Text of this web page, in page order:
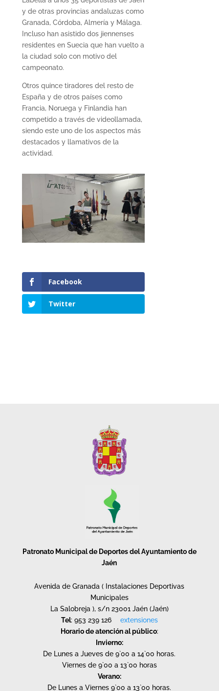
y de otras provincias andaluzas como
Granada, Córdoba, Almería y Málaga.
Incluso han asistido dos jiennenses
residentes en Suecia que han vuelto a
la ciudad solo con motivo del
campeonato.
Otros quince tiradores del resto de
España y de otros países como
Francia, Noruega y Finlandia han
competido a través de videollamada,
siendo este uno de los aspectos más
destacados y llamativos de la
actividad.
Facebook
Twitter
Patronato Municipal de Deportes del Ayuntamiento de
Jaén
Avenida de Granada ( Instalaciones Deportivas
Municipales
La Salobreja ), s/n 23001 Jaén (Jaén)
Tel: 953 239 126
extensiones
Horario de atención al público:
Invierno:
De Lunes a Jueves de 9`00 a 14`00 horas.
Viernes de 9`00 a 13`00 horas
Verano:
De Lunes a Viernes 9`00 a 13`00 horas.